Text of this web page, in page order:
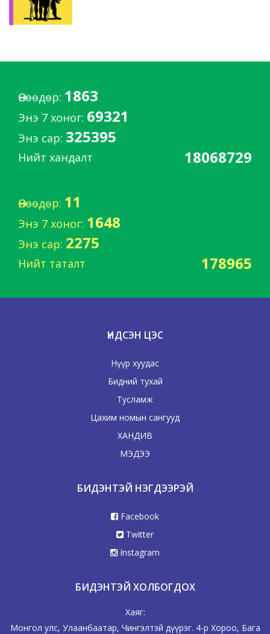
Өнөөдөр: 1863
Энэ 7 хоног: 69321
Энэ сар: 325395
Нийт хандалт 18068729
Өнөөдөр: 11
Энэ 7 хоног: 1648
Энэ сар: 2275
Нийт таталт 178965
ҮНДСЭН ЦЭС
Нүүр хуудас
Бидний тухай
Тусламж
Цахим номын сангууд
ХАНДИВ
МЭДЭЭ
БИДЭНТЭЙ НЭГДЭЭРЭЙ
Facebook
Twitter
Instagram
БИДЭНТЭЙ ХОЛБОГДОХ
Хаяг:
Монгол улс, Улаанбаатар, Чингэлтэй дүүрэг. 4-р Хороо, Бага